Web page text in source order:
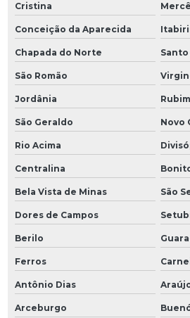
Cristina
Conceição da Aparecida
Chapada do Norte
São Romão
Jordânia Rubim
São Geraldo Novo
Rio Acima
Centralina
Bela Vista de Minas São
Dores de Campos
Berilo
Ferros
Antônio Dias
Arceburgo